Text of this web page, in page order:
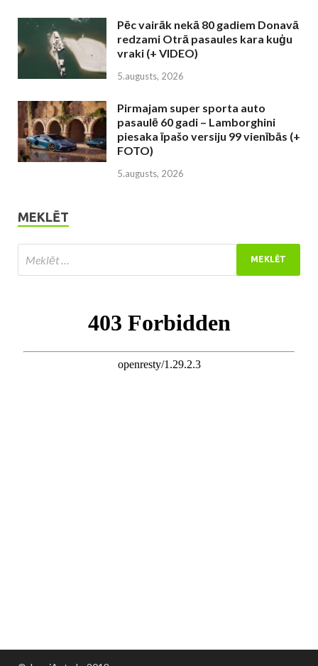
Pēc vairāk nekā 80 gadiem Donavā
redzami Otrā pasaules kara kuģu
vraki (+ VIDEO)
5.augusts, 2026
Pirmajam super sporta auto
pasaulē 60 gadi – Lamborghini
piesaka īpašo versiju 99 vienībās (+
FOTO)
5.augusts, 2026
MEKLĒT